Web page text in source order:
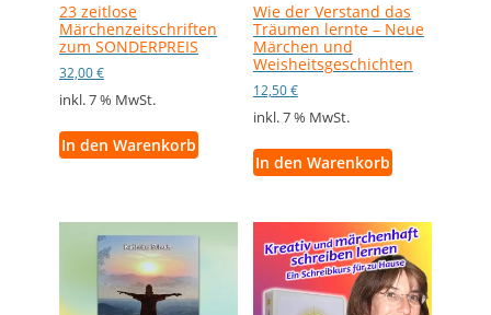
23 zeitlose
Märchenzeitschriften
zum SONDERPREIS
32,00€
inkl. 7 % MwSt.
In den Warenkorb
Wie der Verstand das
Träumen lernte – Neue
Märchen und
Weisheitsgeschichten
12,50€
inkl. 7 % MwSt.
In den Warenkorb